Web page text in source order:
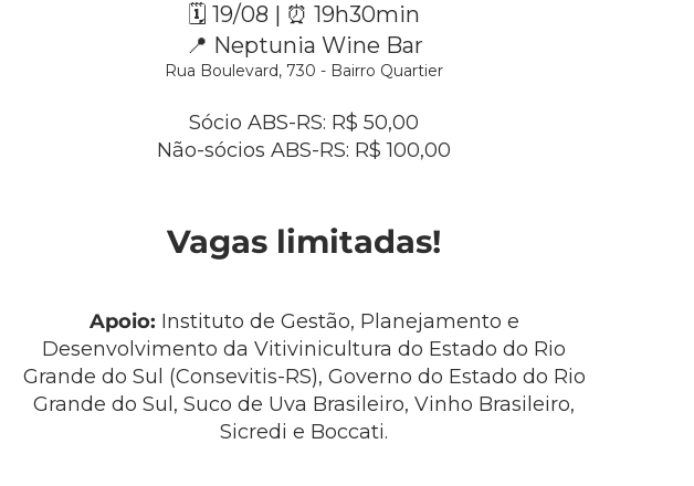
🗓️ 19/08 | ⏰ 19h30min
📍 Neptunia Wine Bar
Rua Boulevard, 730 - Bairro Quartier
Sócio ABS-RS: R$ 50,00
Não-sócios ABS-RS: R$ 100,00
Vagas limitadas!​
Apoio: Instituto de Gestão, Planejamento e
Desenvolvimento da Vitivinicultura do Estado do Rio
Grande do Sul (Consevitis-RS), Governo do Estado do Rio
Grande do Sul, Suco de Uva Brasileiro, Vinho Brasileiro,
Sicredi e Boccati.